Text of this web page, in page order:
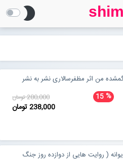
brightness_2
من اثر مظفرسالاری نشر به نشر
15% 280,000 تومان
238,000 تومان
( روایت هایی از دوازده روز جنگ